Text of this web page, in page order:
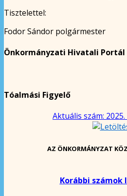
Tisztelettel:
Fodor Sándor polgármester
Önkormányzati Hivatali Portál
Tóalmási Figyelő
Aktuális szám:
AZ ÖNKORMÁNYZAT
Korábbi számok